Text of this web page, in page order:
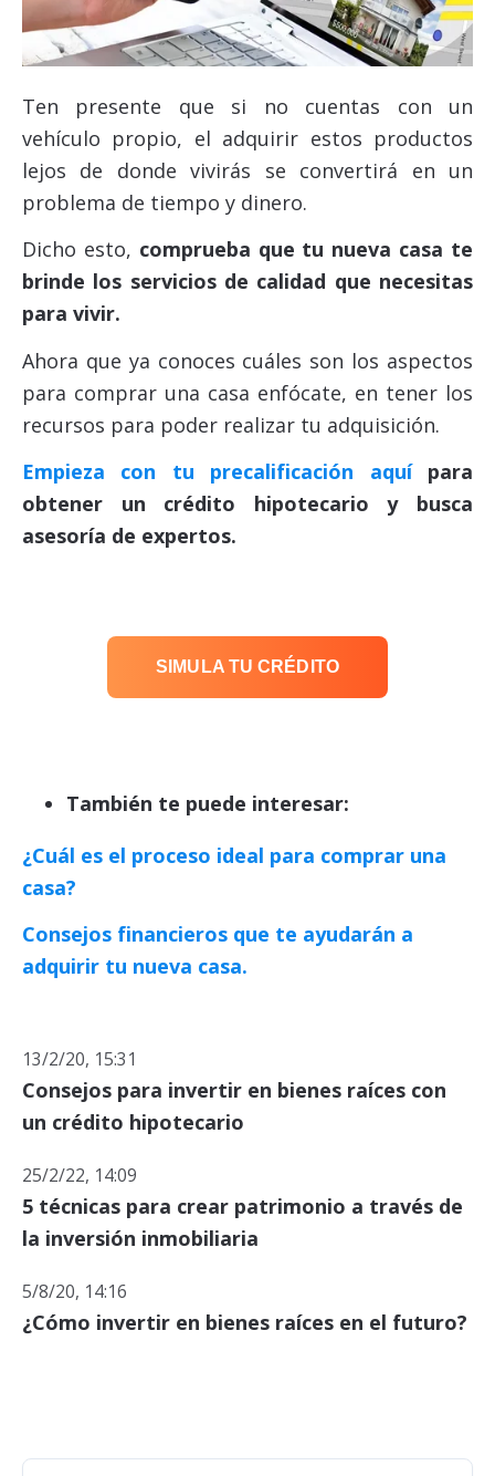
Ten presente que si no cuentas con un
vehículo propio, el adquirir estos productos
lejos de donde vivirás se convertirá en un
problema de tiempo y dinero.
Dicho esto, comprueba que tu nueva casa te
brinde los servicios de calidad que necesitas
para vivir.
Ahora que ya conoces cuáles son los aspectos
para comprar una casa enfócate, en tener los
recursos para poder realizar tu adquisición.
Empieza con tu precalificación aquípara
obtener un crédito hipotecario y busca
asesoría de expertos.
SIMULA TU CRÉDITO
También te puede interesar:
¿Cuál es el proceso ideal para comprar una
casa?
Consejos financieros que te ayudarán a
adquirir tu nueva casa.
13/2/20, 15:31
Consejos para invertir en bienes raíces con
un crédito hipotecario
25/2/22, 14:09
5 técnicas para crear patrimonio a través de
la inversión inmobiliaria
5/8/20, 14:16
¿Cómo invertir en bienes raíces en el futuro?